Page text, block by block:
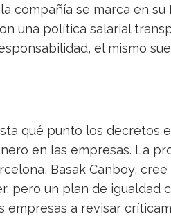
compañía se marca en
una política salarial
el mismo
qué punto los decretos
en las empresas. La
Basak Canboy,
pero un plan de igualdad
empresas a revisar